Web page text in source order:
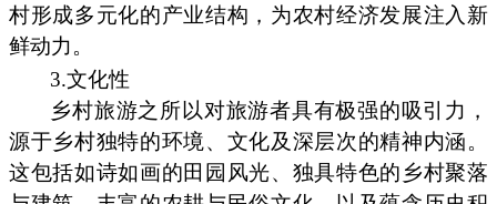
村形成多元化的产业结构，为农村经济发展注入新
鲜动力。
3.文化性
乡村旅游之所以对旅游者具有极强的吸引力，
源于乡村独特的环境、文化及深层次的精神内涵。
这包括如诗如画的田园风光、独具特色的乡村聚落